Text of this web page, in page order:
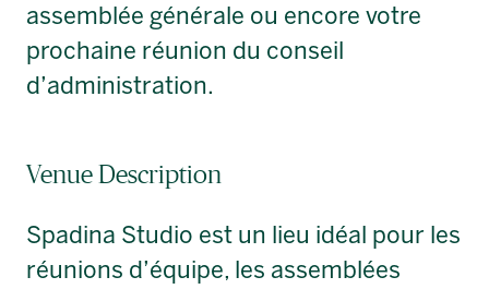
assemblée générale ou encore votre
prochaine réunion du conseil
d’administration.
Venue Description
Spadina Studio est un lieu idéal pour les
réunions d’équipe, les assemblées